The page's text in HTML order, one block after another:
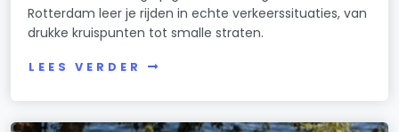
Rotterdam leer je rijden in echte verkeerssituaties, van
drukke kruispunten tot smalle straten.
LEES VERDER